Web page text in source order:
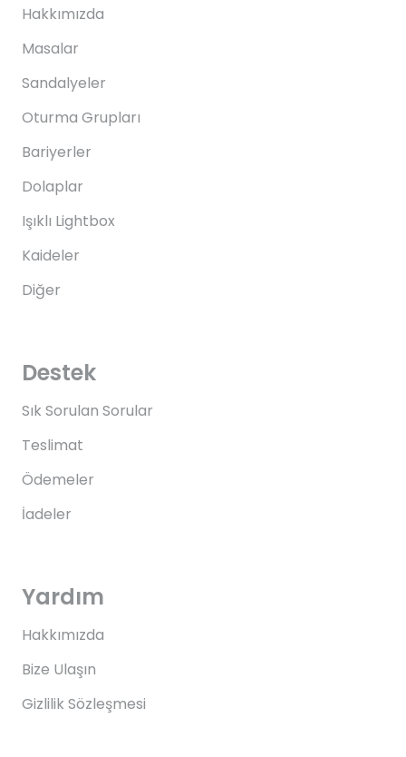
Hakkımızda
Masalar
Sandalyeler
Oturma Grupları
Bariyerler
Dolaplar
Işıklı Lightbox
Kaideler
Diğer
Destek
Sık Sorulan Sorular
Teslimat
Ödemeler
İadeler
Yardım
Hakkımızda
Bize Ulaşın
Gizlilik Sözleşmesi